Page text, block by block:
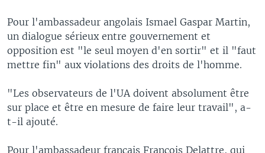
Pour l'ambassadeur angolais Ismael Gaspar Martin,
un dialogue sérieux entre gouvernement et
opposition est "le seul moyen d'en sortir" et il "faut
mettre fin" aux violations des droits de l'homme.
"Les observateurs de l'UA doivent absolument être
sur place et être en mesure de faire leur travail", a-
t-il ajouté.
Pour l'ambassadeur français François Delattre, qui